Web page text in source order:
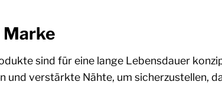
Marke
sind für eine lange Lebensdauer
verstärkte Nähte, um sicherzustellen,